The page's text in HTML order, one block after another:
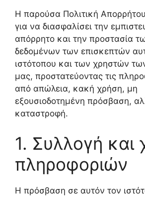
Η παρούσα Πολιτική
για να διασφαλίσει την
απόρρητο και την προστασία
δεδομένων των επισκεπτών
ιστότοπου και των χρηστών
μας, προστατεύοντας τις
από απώλεια, κακή χρήση, μη
εξουσιοδοτημένη πρόσβαση,
καταστροφή.
1. Συλλογή και
πληροφοριών
Η πρόσβαση σε αυτόν τον